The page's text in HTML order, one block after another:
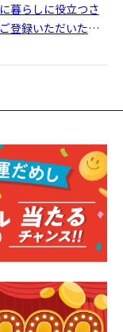
暮らしに役立つさ
登録いただいたメ